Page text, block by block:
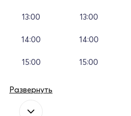
13:00
14:00
15:00
13:00
14:00
15:00
Развернуть